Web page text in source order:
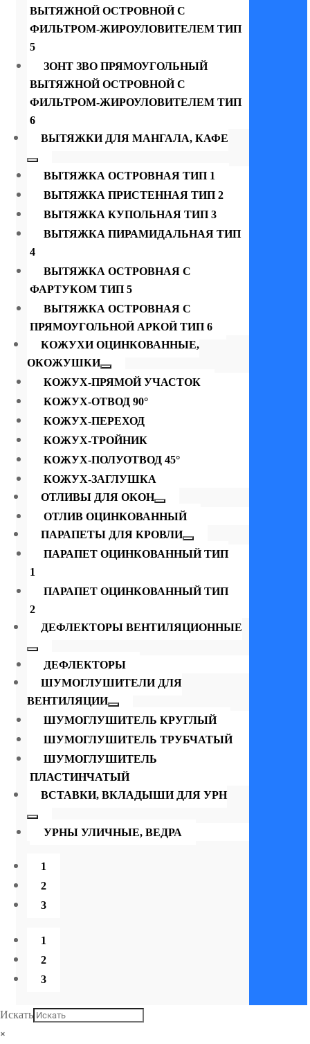
ВЫТЯЖНОЙ ОСТРОВНОЙ С
ФИЛЬТРОМ-ЖИРОУЛОВИТЕЛЕМ ТИП
5
ЗОНТ ЗВО ПРЯМОУГОЛЬНЫЙ
ВЫТЯЖНОЙ ОСТРОВНОЙ С
ФИЛЬТРОМ-ЖИРОУЛОВИТЕЛЕМ ТИП
6
ВЫТЯЖКИ ДЛЯ МАНГАЛА, КАФЕ
ВЫТЯЖКА ОСТРОВНАЯ ТИП 1
ВЫТЯЖКА ПРИСТЕННАЯ ТИП 2
ВЫТЯЖКА КУПОЛЬНАЯ ТИП 3
ВЫТЯЖКА ПИРАМИДАЛЬНАЯ ТИП
4
ВЫТЯЖКА ОСТРОВНАЯ С
ФАРТУКОМ ТИП 5
ВЫТЯЖКА ОСТРОВНАЯ С
ПРЯМОУГОЛЬНОЙ АРКОЙ ТИП 6
КОЖУХИ ОЦИНКОВАННЫЕ,
ОКОЖУШКИ
КОЖУХ-ПРЯМОЙ УЧАСТОК
КОЖУХ-ОТВОД 90°
КОЖУХ-ПЕРЕХОД
КОЖУХ-ТРОЙНИК
КОЖУХ-ПОЛУОТВОД 45°
КОЖУХ-ЗАГЛУШКА
ОТЛИВЫ ДЛЯ ОКОН
ОТЛИВ ОЦИНКОВАННЫЙ
ПАРАПЕТЫ ДЛЯ КРОВЛИ
ПАРАПЕТ ОЦИНКОВАННЫЙ ТИП
1
ПАРАПЕТ ОЦИНКОВАННЫЙ ТИП
2
ДЕФЛЕКТОРЫ ВЕНТИЛЯЦИОННЫЕ
ДЕФЛЕКТОРЫ
ШУМОГЛУШИТЕЛИ ДЛЯ
ВЕНТИЛЯЦИИ
ШУМОГЛУШИТЕЛЬ КРУГЛЫЙ
ШУМОГЛУШИТЕЛЬ ТРУБЧАТЫЙ
ШУМОГЛУШИТЕЛЬ
ПЛАСТИНЧАТЫЙ
ВСТАВКИ, ВКЛАДЫШИ ДЛЯ УРН
УРНЫ УЛИЧНЫЕ, ВЕДРА
1
2
3
1
2
3
Искать
×